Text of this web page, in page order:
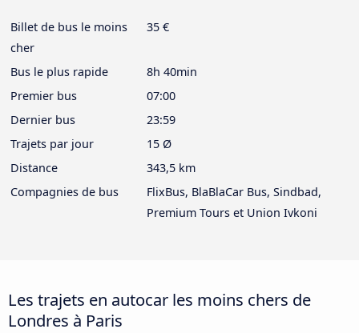
Billet de bus le moins
cher
35 €
Bus le plus rapide
8h 40min
Premier bus
07:00
Dernier bus
23:59
Trajets par jour
15 Ø
Distance
343,5 km
Compagnies de bus
FlixBus, BlaBlaCar Bus, Sindbad,
Premium Tours et Union Ivkoni
Les trajets en autocar les moins chers de
Londres à Paris